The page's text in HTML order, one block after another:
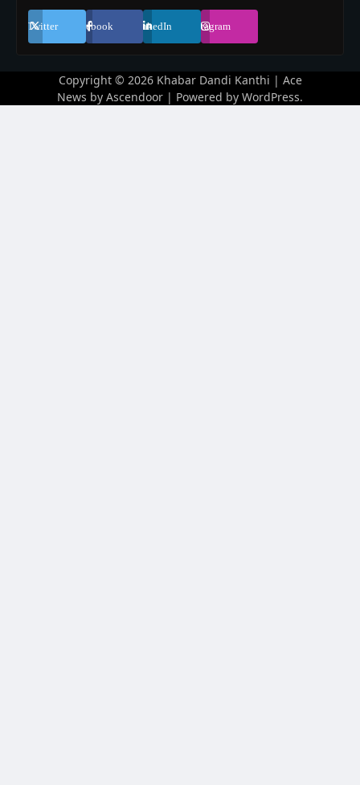
Twitter Facebook LinkedIn Instagram
Copyright © 2026 Khabar Dandi Kanthi | Ace
News by Ascendoor | Powered by WordPress.